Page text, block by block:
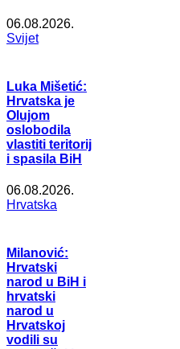
06.08.2026.
Svijet
Luka Mišetić:
Hrvatska je
Olujom
oslobodila
vlastiti teritorij
i spasila BiH
06.08.2026.
Hrvatska
Milanović:
Hrvatski
narod u BiH i
hrvatski
narod u
Hrvatskoj
vodili su